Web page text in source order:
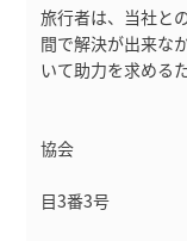
旅行者は、当社と
間で解決が出来な
いて助力を求める
名 称 一
協会
所在地 東
目3番3号
電 話